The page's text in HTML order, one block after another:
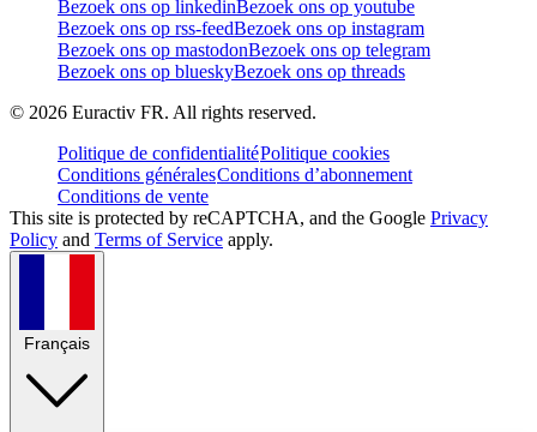
Bezoek ons op linkedinBezoek ons op youtube
Bezoek ons op rss-feedBezoek ons op instagram
Bezoek ons op mastodonBezoek ons op telegram
Bezoek ons op blueskyBezoek ons op threads
© 2026 Euractiv FR. All rights reserved.
Politique de confidentialitéPolitique cookies
Conditions généralesConditions d’abonnement
Conditions de vente
This site is protected by reCAPTCHA, and the Google Privacy
Policy and Terms of Service apply.
Français